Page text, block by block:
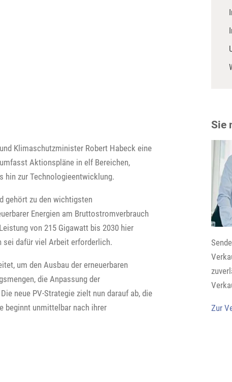
Klimaschutzminister Robert Habeck eine
Aktionspläne in elf Bereichen,
hin zur Technologieentwicklung.
gehört zu den wichtigsten
Energien am Bruttostromverbrauch
von 215 Gigawatt bis 2030 hier
sei dafür viel Arbeit erforderlich.
um den Ausbau der erneuerbaren
die Anpassung der
neue PV-Strategie zielt nun darauf ab, die
beginnt unmittelbar nach ihrer
Sie
Zur